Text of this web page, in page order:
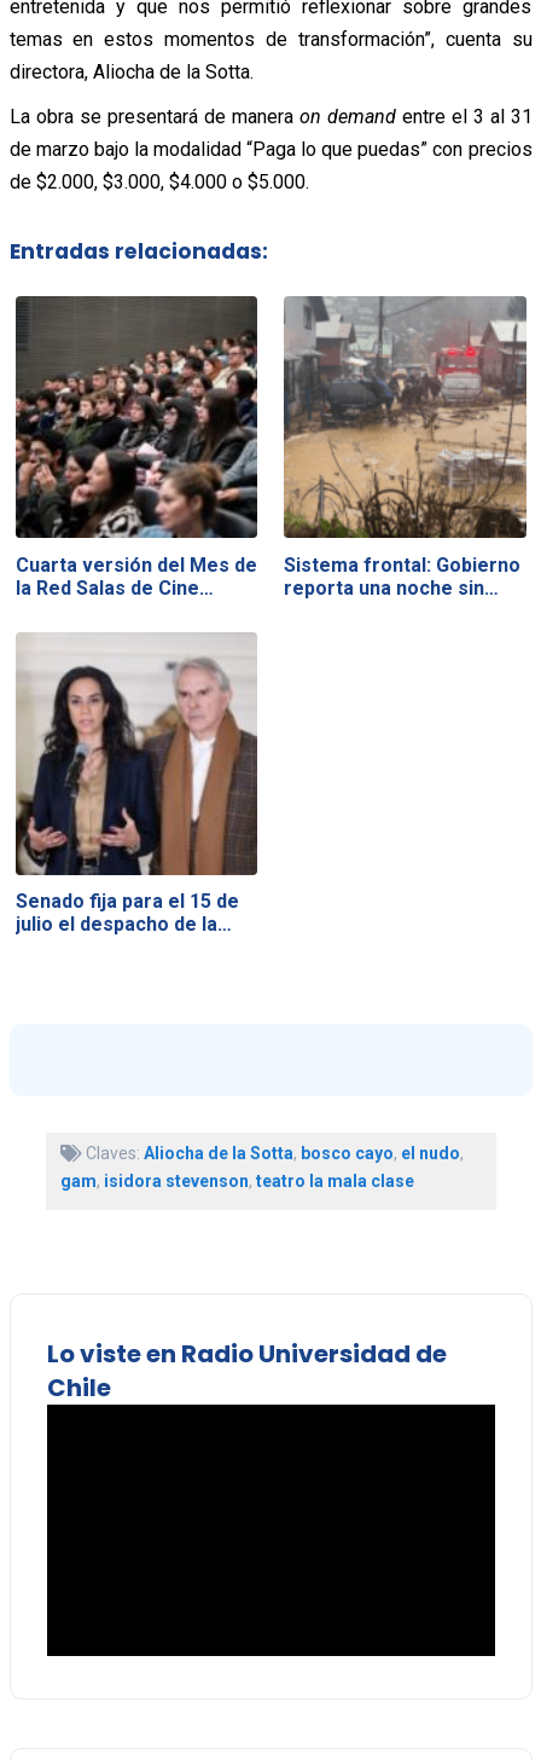
entretenida y que nos permitió reflexionar sobre grandes
temas en estos momentos de transformación”, cuenta su
directora, Aliocha de la Sotta.
La obra se presentará de maneraon demand entre el 3 al 31
de marzo bajo la modalidad “Paga lo que puedas” con precios
de $2.000, $3.000, $4.000 o $5.000.
Entradas relacionadas:
Cuarta versión del Mes de
la Red Salas de Cine…
Sistema frontal: Gobierno
reporta una noche sin…
Senado fija para el 15 de
julio el despacho de la…
Claves: Aliocha de la Sotta, bosco cayo, el nudo,
gam, isidora stevenson, teatro la mala clase
Lo viste en Radio Universidad de
Chile